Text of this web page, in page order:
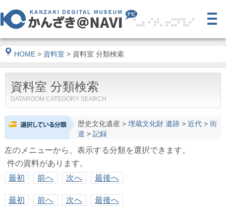
HOME > 資料室 > 資料室 分類検索
資料室 分類検索
DATAROOM CATEGORY SEARCH
歴史文化遺産> 埋蔵文化財 遺跡> 近代> 街
道 > 記録
左のメニューから、表示する分類を選択できます。
件の資料があります。
最初
前へ 次へ 最後へ
最初 前へ 次へ 最後へ